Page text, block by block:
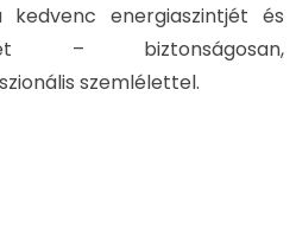
kedvenc energiaszintjét és
– biztonságosan,
szemlélettel.